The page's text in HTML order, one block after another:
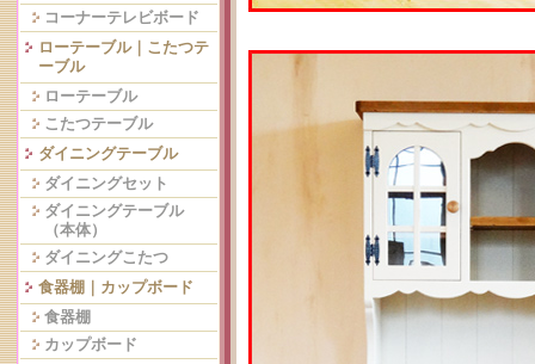
コーナーテレビボード
ローテーブル｜こたつテ
ーブル
ローテーブル
こたつテーブル
ダイニングテーブル
ダイニングセット
ダイニングテーブル
（本体）
ダイニングこたつ
食器棚｜カップボード
食器棚
カップボード